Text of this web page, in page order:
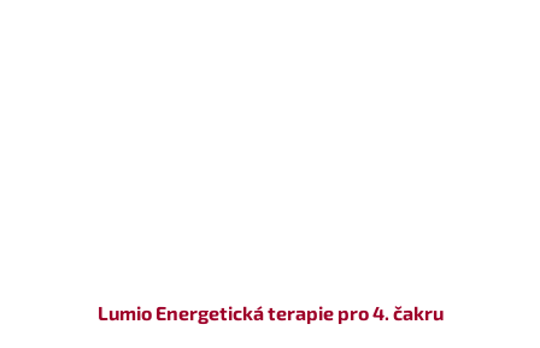
Lumio Energetická terapie pro 4. čakru